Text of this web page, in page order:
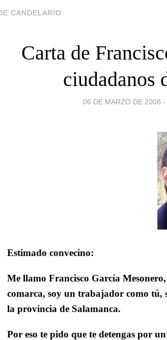
CANDELARIO
Carta de
ciudadanos
06 DE MARZO DE 2008 -
Estimado convecino:
Me llamo Francisco García
comarca, soy un trabajador como tú,
la provincia de Salamanca.
Por eso te pido que te detengas por